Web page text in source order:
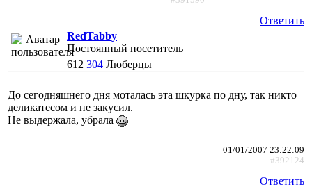
Ответить
RedTabby
Постоянный посетитель
612 304 Люберцы
До сегодняшнего дня моталась эта шкурка по дну, так никто
деликатесом и не закусил.
Не выдержала, убрала
01/01/2007 23:22:09
#392124
Ответить